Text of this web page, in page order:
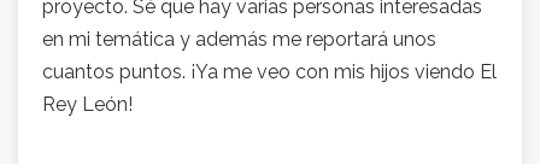
proyecto. Sé que hay varias personas interesadas
en mi temática y además me reportará unos
cuantos puntos. ¡Ya me veo con mis hijos viendo El
Rey León!